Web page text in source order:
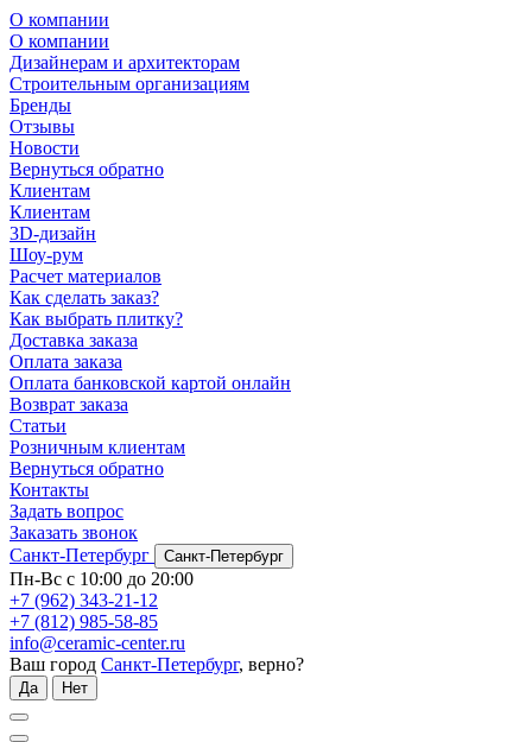
О компании
О компании
Дизайнерам и архитекторам
Строительным организациям
Бренды
Отзывы
Новости
Вернуться обратно
Клиентам
Клиентам
3D-дизайн
Шоу-рум
Расчет материалов
Как сделать заказ?
Как выбрать плитку?
Доставка заказа
Оплата заказа
Оплата банковской картой онлайн
Возврат заказа
Статьи
Розничным клиентам
Вернуться обратно
Контакты
Задать вопрос
Заказать звонок
Санкт-Петербург
Санкт-Петербург
Пн-Вс с 10:00 до 20:00
+7 (962) 343-21-12
+7 (812) 985-58-85
info@ceramic-center.ru
Ваш город Санкт-Петербург, верно?
Да Нет